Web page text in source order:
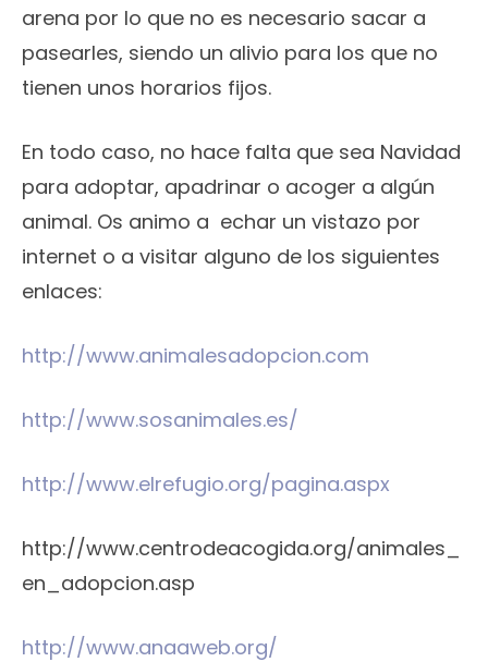
arena por lo que no es necesario sacar a
pasearles, siendo un alivio para los que no
tienen unos horarios fijos.
En todo caso, no hace falta que sea Navidad
para adoptar, apadrinar o acoger a algún
animal. Os animo a echar un vistazo por
internet o a visitar alguno de los siguientes
enlaces:
http://www.animalesadopcion.com
http://www.sosanimales.es/
http://www.elrefugio.org/pagina.aspx
http://www.centrodeacogida.org/animales_
en_adopcion.asp
http://www.anaaweb.org/